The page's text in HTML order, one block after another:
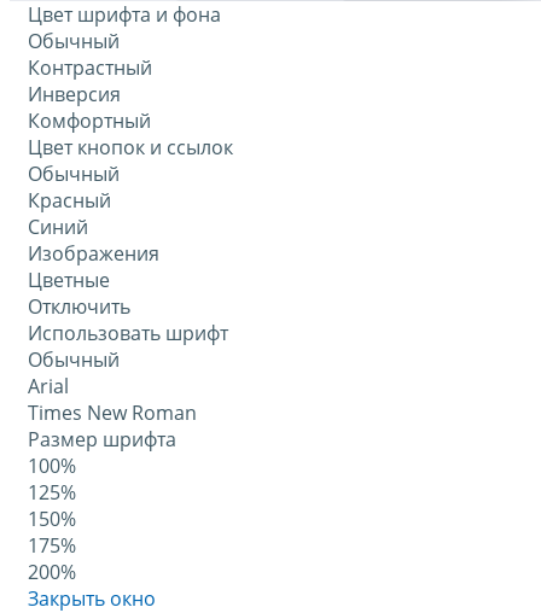
Цвет шрифта и фона
Обычный
Контрастный
Инверсия
Комфортный
Цвет кнопок и ссылок
Обычный
Красный
Синий
Изображения
Цветные
Отключить
Использовать шрифт
Обычный
Arial
Times New Roman
Размер шрифта
100%
125%
150%
175%
200%
Закрыть окно